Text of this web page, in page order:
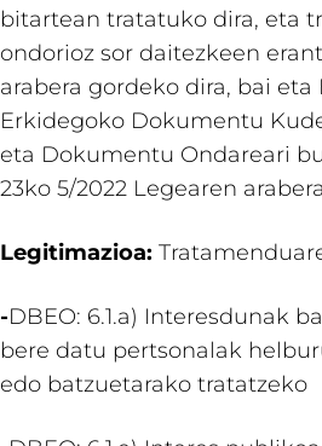
bitartean tratatuko dira, eta
ondorioz sor daitezkeen
arabera gordeko dira, bai
Erkidegoko Dokumentu
eta Dokumentu Ondareari
23ko 5/2022 Legearen
Legitimazioa:
-DBEO: 6.1.a) Interesdunak
bere datu pertsonalak
edo batzuetarako tratatzeko